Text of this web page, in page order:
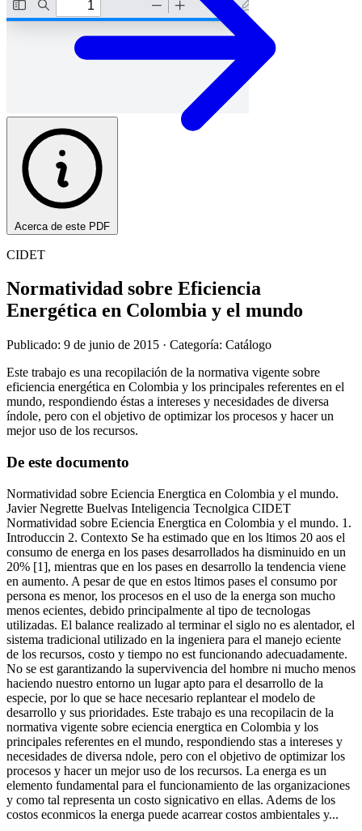
Acerca de este PDF
CIDET
Normatividad sobre Eficiencia
Energética en Colombia y el mundo
Publicado: 9 de junio de 2015 · Categoría: Catálogo
Este trabajo es una recopilación de la normativa vigente sobre
eficiencia energética en Colombia y los principales referentes en el
mundo, respondiendo éstas a intereses y necesidades de diversa
índole, pero con el objetivo de optimizar los procesos y hacer un
mejor uso de los recursos.
De este documento
Normatividad sobre Eciencia Energtica en Colombia y el mundo.
Javier Negrette Buelvas Inteligencia Tecnolgica CIDET
Normatividad sobre Eciencia Energtica en Colombia y el mundo. 1.
Introduccin 2. Contexto Se ha estimado que en los ltimos 20 aos el
consumo de energa en los pases desarrollados ha disminuido en un
20% [1], mientras que en los pases en desarrollo la tendencia viene
en aumento. A pesar de que en estos ltimos pases el consumo por
persona es menor, los procesos en el uso de la energa son mucho
menos ecientes, debido principalmente al tipo de tecnologas
utilizadas. El balance realizado al terminar el siglo no es alentador, el
sistema tradicional utilizado en la ingeniera para el manejo eciente
de los recursos, costo y tiempo no est funcionando adecuadamente.
No se est garantizando la supervivencia del hombre ni mucho menos
haciendo nuestro entorno un lugar apto para el desarrollo de la
especie, por lo que se hace necesario replantear el modelo de
desarrollo y sus prioridades. Este trabajo es una recopilacin de la
normativa vigente sobre eciencia energtica en Colombia y los
principales referentes en el mundo, respondiendo stas a intereses y
necesidades de diversa ndole, pero con el objetivo de optimizar los
procesos y hacer un mejor uso de los recursos. La energa es un
elemento fundamental para el funcionamiento de las organizaciones
y como tal representa un costo signicativo en ellas. Adems de los
costos econmicos la energa puede acarrear costos ambientales y...